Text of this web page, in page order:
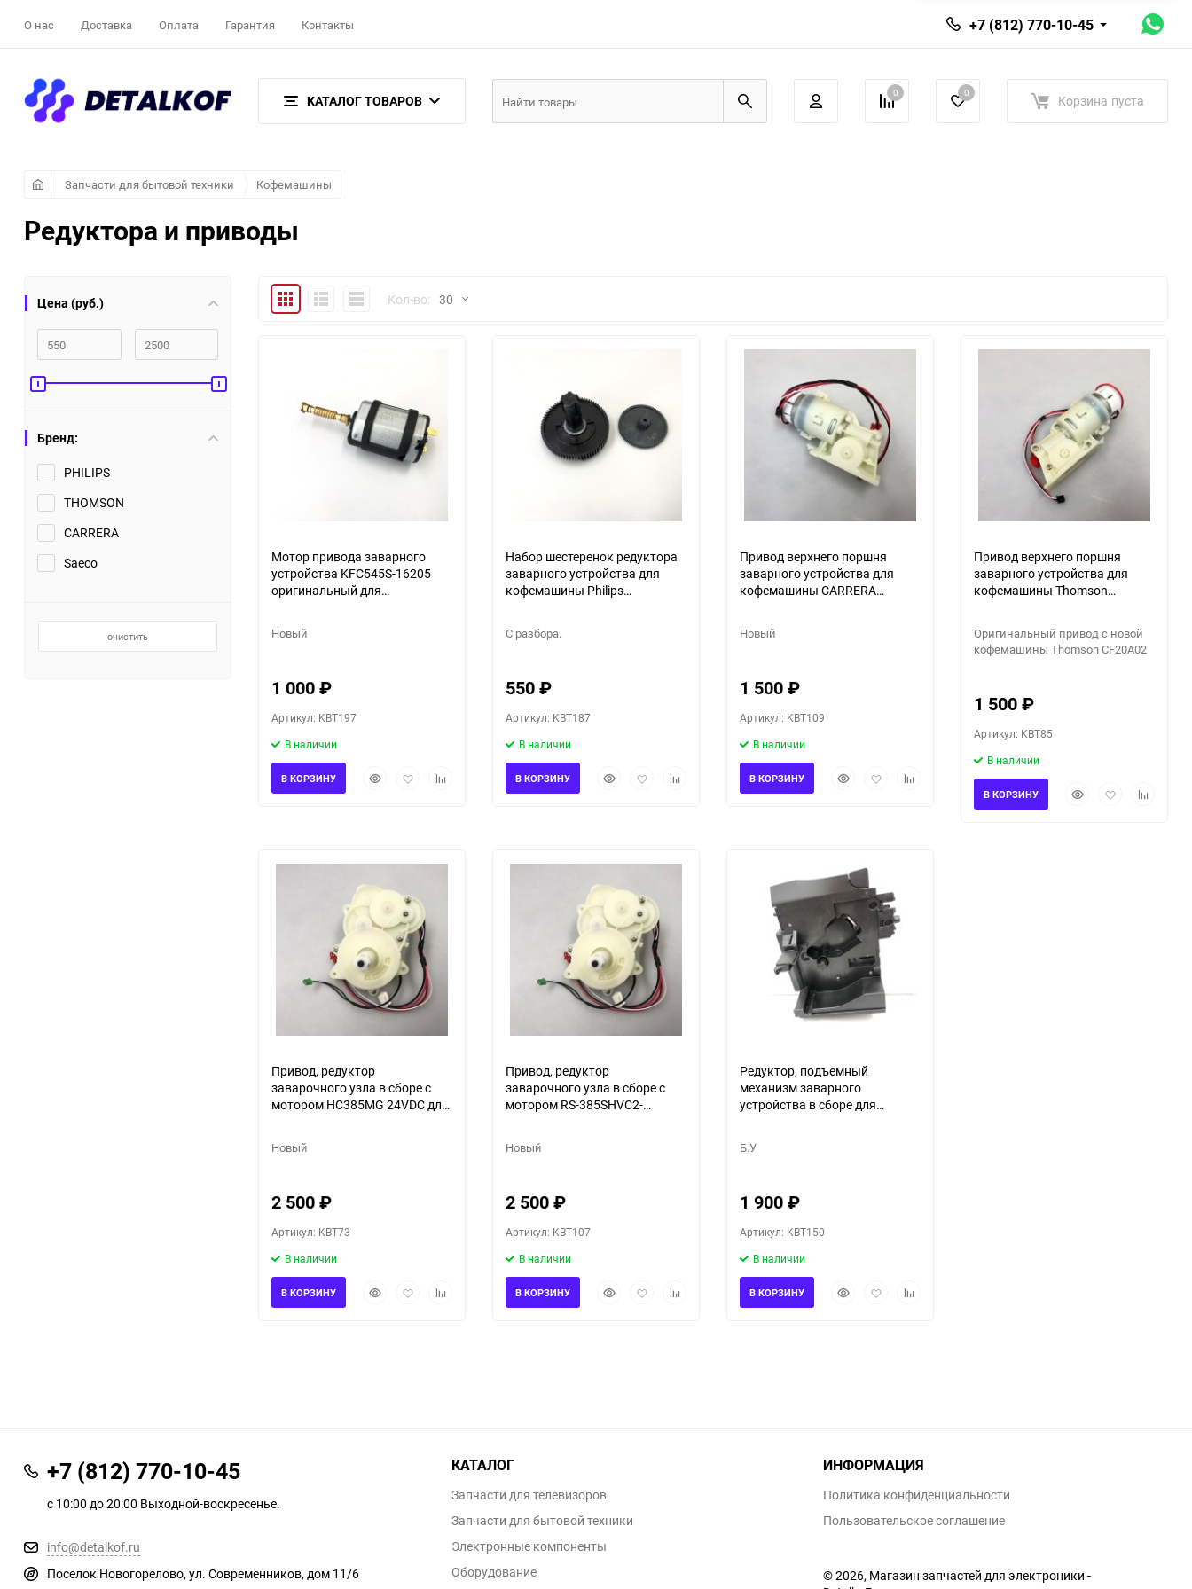
О нас Доставка Оплата Гарантия Контакты +7 (812) 770-10-45
КАТАЛОГ ТОВАРОВ 0 0 Корзина пуста
Запчасти для бытовой техники Кофемашины
Редуктора и приводы
Цена (руб.)
Бренд:
PHILIPS
THOMSON
CARRERA
Saeco
очистить
ПлиткаПодробноКомпактноКол-во: 30
90
150
Мотор привода заварного
устройства KFC545S-16205
оригинальный для
Новый
1 000₽
Артикул: KBT197
В наличии
БыстрыйДобавитьДобавить
В КОРЗИНУ
Набор шестеренок редуктора
заварного устройства для
кофемашины Philips
С разбора.
550₽
Артикул: KBT187
В наличии
БыстрыйДобавитьДобавить
В КОРЗИНУ
Привод верхнего поршня
заварного устройства для
кофемашины CARRERA
Новый
1 500₽
Артикул: KBT109
В наличии
БыстрыйДобавитьДобавить
В КОРЗИНУ
Привод верхнего поршня
заварного устройства для
кофемашины Thomson
Оригинальный привод с новой
кофемашины Thomson CF20A02
1 500₽
Артикул: KBT85
В наличии
БыстрыйДобавитьДобавить
В КОРЗИНУ
Привод, редуктор
заварочного узла в сборе с
мотором HC385MG 24VDC для
1540
Новый
2 500₽
Артикул: KBT73
В наличии
БыстрыйДобавитьДобавить
В КОРЗИНУ
Привод, редуктор
заварочного узла в сборе с
мотором RS-385SHVC2-
CRC657 Redmond RCM-1517
Новый
2 500₽
Артикул: KBT107
В наличии
БыстрыйДобавитьДобавить
В КОРЗИНУ
Редуктор, подъемный
механизм заварного
устройства в сборе для
Б.У
1 900₽
Артикул: KBT150
В наличии
БыстрыйДобавитьДобавить
В КОРЗИНУ
+7 (812) 770-10-45
с 10:00 до 20:00 Выходной-воскресенье.
info@detalkof.ru
Поселок Новогорелово, ул. Современников, дом 11/6
КАТАЛОГ
Запчасти для телевизоров
Запчасти для бытовой техники
Электронные компоненты
Оборудование
ИНФОРМАЦИЯ
Политика конфиденциальности
Пользовательское соглашение
© 2026, Магазин запчастей для электроники -